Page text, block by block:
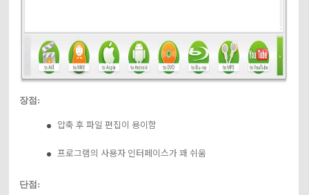
장점:
압축 후 파일 편집이 용이함
프로그램의 사용자 인터페이스가 꽤 쉬움
단점: